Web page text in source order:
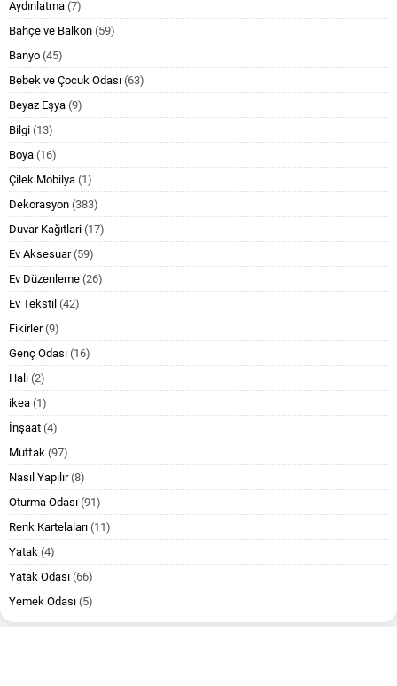
Aydınlatma (7)
Bahçe ve Balkon (59)
Banyo (45)
Bebek ve Çocuk Odası (63)
Beyaz Eşya (9)
Bilgi (13)
Boya (16)
Çilek Mobilya (1)
Dekorasyon (383)
Duvar Kağıtlari (17)
Ev Aksesuar(59)
Ev Düzenleme (26)
Ev Tekstil (42)
Fikirler(9)
Genç Odası (16)
Halı (2)
ikea (1)
İnşaat (4)
Mutfak (97)
Nasıl Yapılır(8)
Oturma Odası (91)
Renk Kartelaları (11)
Yatak (4)
Yatak Odası (66)
Yemek Odası (5)